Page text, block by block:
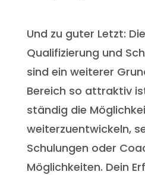
Und zu guter Letzt:
Qualifizierung und
sind ein weiterer
Bereich so attraktiv
ständig die
weiterzuentwickeln,
Schulungen oder
Möglichkeiten. Dein